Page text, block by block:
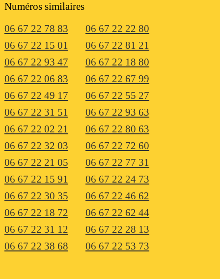
Numéros similaires
06 67 22 78 83
06 67 22 22 80
06 67 22 15 01
06 67 22 81 21
06 67 22 93 47
06 67 22 18 80
06 67 22 06 83
06 67 22 67 99
06 67 22 49 17
06 67 22 55 27
06 67 22 31 51
06 67 22 93 63
06 67 22 02 21
06 67 22 80 63
06 67 22 32 03
06 67 22 72 60
06 67 22 21 05
06 67 22 77 31
06 67 22 15 91
06 67 22 24 73
06 67 22 30 35
06 67 22 46 62
06 67 22 18 72
06 67 22 62 44
06 67 22 31 12
06 67 22 28 13
06 67 22 38 68
06 67 22 53 73